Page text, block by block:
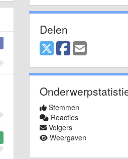
Delen
Stemmen
Reacties
Volgers
Weergaven